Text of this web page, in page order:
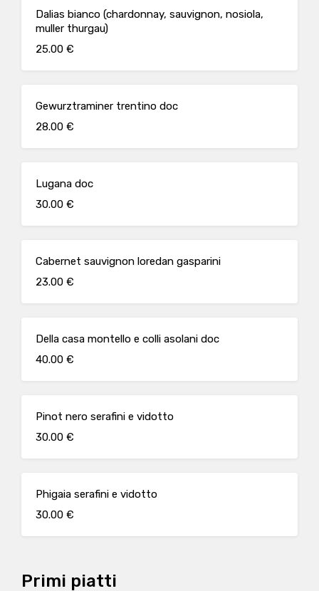
Dalias bianco (chardonnay, sauvignon, nosiola,
muller thurgau)
25.00 €
Gewurztraminer trentino doc
28.00 €
Lugana doc
30.00 €
Cabernet sauvignon loredan gasparini
23.00 €
Della casa montello e colli asolani doc
40.00 €
Pinot nero serafini e vidotto
30.00 €
Phigaia serafini e vidotto
30.00 €
Primi piatti